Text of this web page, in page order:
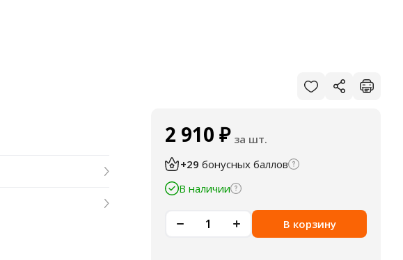
2 910 ₽ за шт.
+29 бонусных баллов
В наличии
В корзину